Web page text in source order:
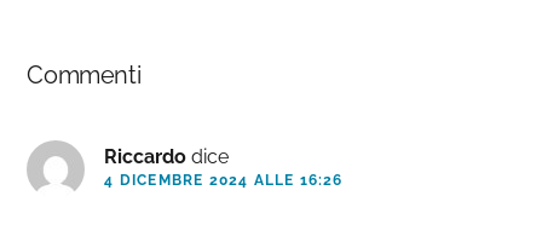
del
lettore
Commenti
Riccardo dice
4 DICEMBRE 2024 ALLE 16:26